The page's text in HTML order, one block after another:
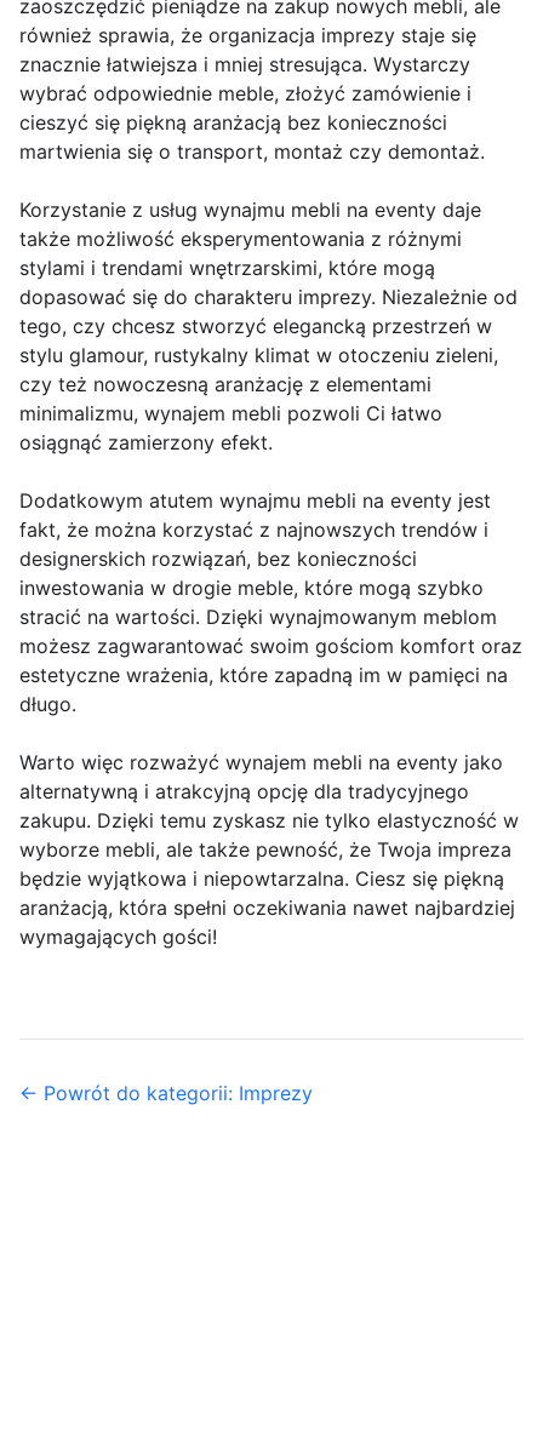
zaoszczędzić pieniądze na zakup nowych mebli, ale
również sprawia, że organizacja imprezy staje się
znacznie łatwiejsza i mniej stresująca. Wystarczy
wybrać odpowiednie meble, złożyć zamówienie i
cieszyć się piękną aranżacją bez konieczności
martwienia się o transport, montaż czy demontaż.
Korzystanie z usług wynajmu mebli na eventy daje
także możliwość eksperymentowania z różnymi
stylami i trendami wnętrzarskimi, które mogą
dopasować się do charakteru imprezy. Niezależnie od
tego, czy chcesz stworzyć elegancką przestrzeń w
stylu glamour, rustykalny klimat w otoczeniu zieleni,
czy też nowoczesną aranżację z elementami
minimalizmu, wynajem mebli pozwoli Ci łatwo
osiągnąć zamierzony efekt.
Dodatkowym atutem wynajmu mebli na eventy jest
fakt, że można korzystać z najnowszych trendów i
designerskich rozwiązań, bez konieczności
inwestowania w drogie meble, które mogą szybko
stracić na wartości. Dzięki wynajmowanym meblom
możesz zagwarantować swoim gościom komfort oraz
estetyczne wrażenia, które zapadną im w pamięci na
długo.
Warto więc rozważyć wynajem mebli na eventy jako
alternatywną i atrakcyjną opcję dla tradycyjnego
zakupu. Dzięki temu zyskasz nie tylko elastyczność w
wyborze mebli, ale także pewność, że Twoja impreza
będzie wyjątkowa i niepowtarzalna. Ciesz się piękną
aranżacją, która spełni oczekiwania nawet najbardziej
wymagających gości!
← Powrót do kategorii: Imprezy